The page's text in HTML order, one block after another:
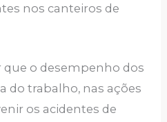
nos canteiros de
o desempenho dos
do trabalho, nas ações
os acidentes de